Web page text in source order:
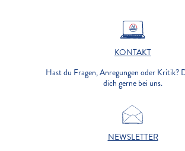
KONTAKT
Hast du Fragen, Anregungen oder Kritik?
dich gerne bei uns.
NEWSLETTER